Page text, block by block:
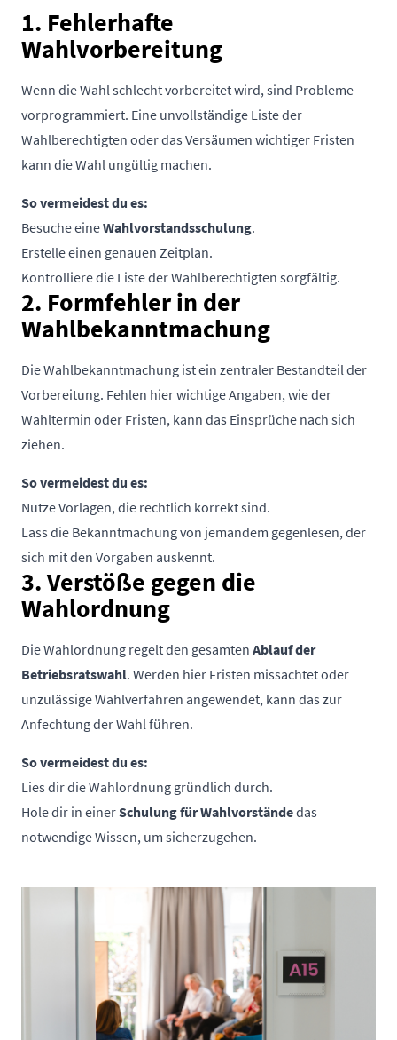
1. Fehlerhafte
Wahlvorbereitung
Wenn die Wahl schlecht vorbereitet wird, sind Probleme
vorprogrammiert. Eine unvollständige Liste der
Wahlberechtigten oder das Versäumen wichtiger Fristen
kann die Wahl ungültig machen.
So vermeidest du es:
Besuche eineWahlvorstandsschulung.
Erstelle einen genauen Zeitplan.
Kontrolliere die Liste der Wahlberechtigten sorgfältig.
2. Formfehler in der
Wahlbekanntmachung
Die Wahlbekanntmachung ist ein zentraler Bestandteil der
Vorbereitung. Fehlen hier wichtige Angaben, wie der
Wahltermin oder Fristen, kann das Einsprüche nach sich
ziehen.
So vermeidest du es:
Nutze Vorlagen, die rechtlich korrekt sind.
Lass die Bekanntmachung von jemandem gegenlesen, der
sich mit den Vorgaben auskennt.
3. Verstöße gegen die
Wahlordnung
Die Wahlordnung regelt den gesamten Ablauf der
Betriebsratswahl. Werden hier Fristen missachtet oder
unzulässige Wahlverfahren angewendet, kann das zur
Anfechtung der Wahl führen.
So vermeidest du es:
Lies dir die Wahlordnung gründlich durch.
Hole dir in einerSchulung für Wahlvorständedas
notwendige Wissen, um sicherzugehen.